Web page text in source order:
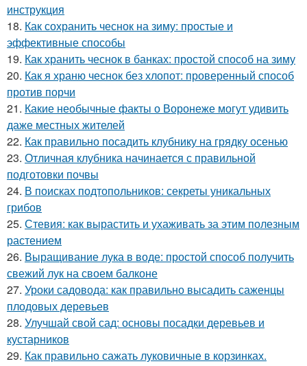
инструкция
18. Как сохранить чеснок на зиму: простые и
эффективные способы
19. Как хранить чеснок в банках: простой способ на зиму
20. Как я храню чеснок без хлопот: проверенный способ
против порчи
21. Какие необычные факты о Воронеже могут удивить
даже местных жителей
22. Как правильно посадить клубнику на грядку осенью
23. Отличная клубника начинается с правильной
подготовки почвы
24. В поисках подтопольников: секреты уникальных
грибов
25. Стевия: как вырастить и ухаживать за этим полезным
растением
26. Выращивание лука в воде: простой способ получить
свежий лук на своем балконе
27. Уроки садовода: как правильно высадить саженцы
плодовых деревьев
28. Улучшай свой сад: основы посадки деревьев и
кустарников
29. Как правильно сажать луковичные в корзинках.